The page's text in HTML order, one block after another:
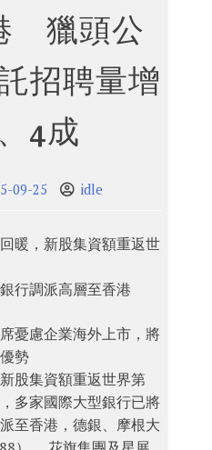
獵頭公
招聘量增
4成
09-25 idle
暖，新股集資額重返世
行調派高層至香港
憂慮企業海外上市，將
勢
股集資額重返世界第
多家國際大型銀行已將
至香港，德銀、摩根大